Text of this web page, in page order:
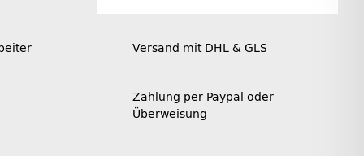
Versand mit DHL & GLS
Zahlung per Paypal oder
Überweisung